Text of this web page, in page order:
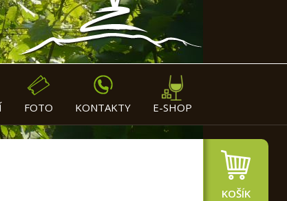
FOTO KONTAKTY E-SHOP
KOŠÍK